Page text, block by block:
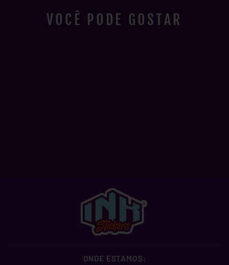
VOCÊ PODE GOSTAR
ONDE ESTAMOS: